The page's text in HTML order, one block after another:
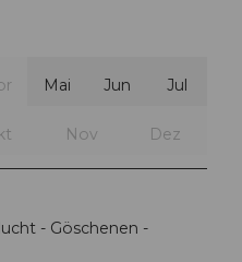
Mai Jun Jul
Nov Dez
- Göschenen -